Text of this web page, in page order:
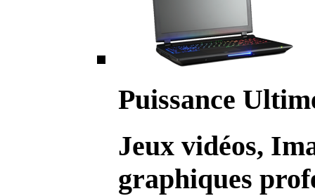
Puissance
Jeux vidéos,
graphiques